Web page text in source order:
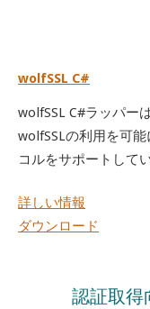
wolfSSL C#
wolfSSL C#ラッパー
wolfSSLの利用を可
コルをサポートして
詳しい情報
ダウンロード
認証取得